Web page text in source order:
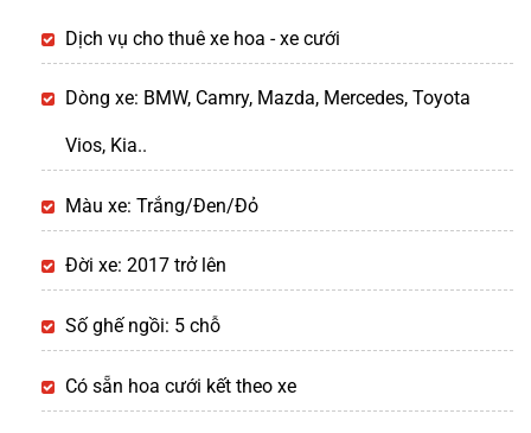
Dịch vụ cho thuê xe hoa - xe cưới
Dòng xe: BMW, Camry, Mazda, Mercedes, Toyota
Vios, Kia..
Màu xe: Trắng/Đen/Đỏ
Đời xe: 2017 trở lên
Số ghế ngồi: 5 chỗ
Có sẵn hoa cưới kết theo xe